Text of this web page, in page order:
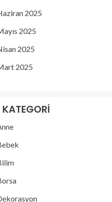
2025
2025
2025
2025
KATEGORI